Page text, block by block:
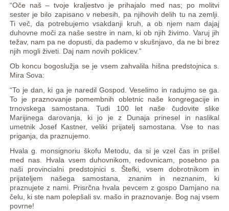
“Oče naš – tvoje kraljestvo je prihajalo med nas; po molitvi
sester je bilo zapisano v nebesih, pa njihovih delih tu na zemlji.
Ti več, da potrebujemo vsakdanji kruh, a ob njem nam dajaj
duhovne moči za naše sestre in nam, ki ob njih živimo. Varuj jih
težav, nam pa ne dopusti, da pademo v skušnjavo, da ne bi brez
njih mogli živeti. Daj nam novih poklicev.”
Ob koncu bogoslužja se je vsem zahvalila hišna predstojnica s.
Mira Sova:
“To je dan, ki ga je naredil Gospod. Veselimo in radujmo se ga.
To je praznovanje pomembnih obletnic naše kongregacije in
trnovskega samostana. Tudi 100 let naše čudovite slike
Marijinega darovanja, ki jo je z Dunaja prinesel in naslikal
umetnik Josef Kastner, veliki prijatelj samostana. Vse to nas
priganja, da praznujemo.
Hvala g. monsignoriu škofu Metodu, da si je vzel čas in prišel
med nas. Hvala vsem duhovnikom, redovnicam, posebno pa
naši provincialni predstojnici s. Štefki, vsem dobrotnikom in
prijateljem našega samostana, znanim in neznanim, ki
praznujete z nami. Prisrčna hvala pevcem z gospo Damjano na
čelu, ki ste nam polepšali sv. mašo in praznovanje. Bog naj vsem
povrne!